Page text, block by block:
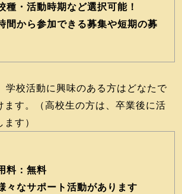
・活動時期など選択可能！
間から参加できる募集や短期の募
学校活動に興味のある方はどなたで
ます。（高校生の方は、卒業後に活
す）
料：無料
々なサポート活動があります